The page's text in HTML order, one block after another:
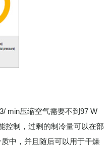
min压缩空气需要不到97 W
控制，过剩的制冷量可以在部
中，并且随后可以用于干燥